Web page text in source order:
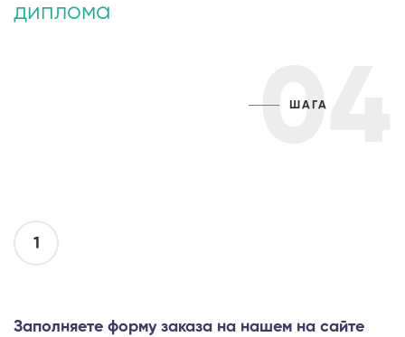
диплома
04
ШАГА
1
Заполняете форму заказа на нашем на сайте